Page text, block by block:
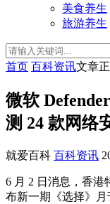
美食养生
旅游养生
首页 百科资讯文章
微软
测 24 款网络
就爱百科 百科资讯
6 月 2 日消息，香港
布新一期《选择》月